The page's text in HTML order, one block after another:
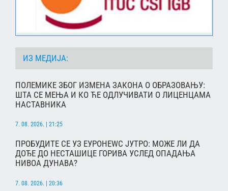
ИЗ МЕДИЈА:
ПОЛЕМИКЕ ЗБОГ ИЗМЕНА ЗАКОНА О ОБРАЗОВАЊУ:
ШТА СЕ МЕЊА И КО ЋЕ ОДЛУЧИВАТИ О ЛИЦЕНЦАМА
НАСТАВНИКА
7. 08. 2026. | 21:25
ПРОБУДИТЕ СЕ УЗ ЕУРОНЕWС ЈУТРО: МОЖЕ ЛИ ДА
ДОЂЕ ДО НЕСТАШИЦЕ ГОРИВА УСЛЕД ОПАДАЊА
НИВОА ДУНАВА?
7. 08. 2026. | 20:36